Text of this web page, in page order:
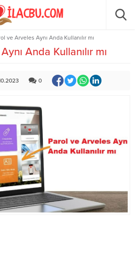
ve Arveles Aynı Anda Kullanılır mı
Anda Kullanılır mı
0